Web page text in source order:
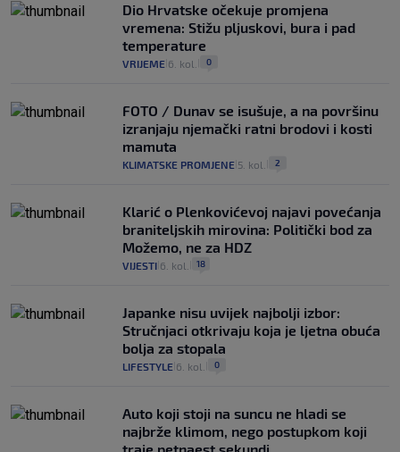
Dio Hrvatske očekuje promjena
vremena: Stižu pljuskovi, bura i pad
temperature
VRIJEME 6. kol. 0
FOTO / Dunav se isušuje, a na površinu
izranjaju njemački ratni brodovi i kosti
mamuta
KLIMATSKE PROMJENE 5. kol. 2
Klarić o Plenkovićevoj najavi povećanja
braniteljskih mirovina: Politički bod za
Možemo, ne za HDZ
VIJESTI 6. kol. 18
Japanke nisu uvijek najbolji izbor:
Stručnjaci otkrivaju koja je ljetna obuća
bolja za stopala
LIFESTYLE 6. kol. 0
Auto koji stoji na suncu ne hladi se
najbrže klimom, nego postupkom koji